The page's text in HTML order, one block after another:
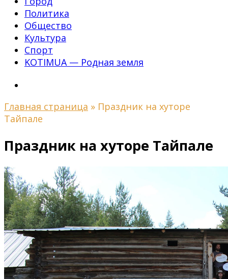
Политика
Общество
Культура
Спорт
KOTIMUA — Родная земля
Главная страница » Праздник на хуторе
Тайпале
Праздник на хуторе Тайпале